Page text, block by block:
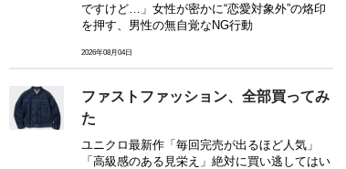
ですけど…」女性が密かに“恋愛対象外”の烙印
を押す、男性の無自覚なNG行動
2026年08月04日
ファストファッション、全部買ってみ
た
ユニクロ最新作「毎回完売が出るほど人気」
「高級感のある見栄え」絶対に買い逃してはい